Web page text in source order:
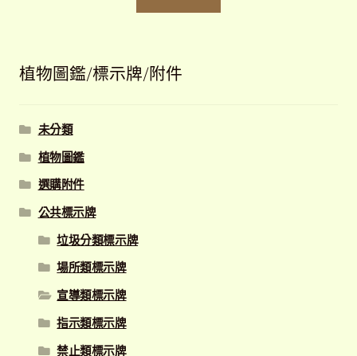
植物圖鑑/標示牌/附件
未分類
植物圖鑑
選購附件
公共標示牌
垃圾分類標示牌
場所類標示牌
宣導類標示牌
指示類標示牌
禁止類標示牌